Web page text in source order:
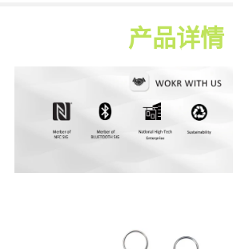
产品详情